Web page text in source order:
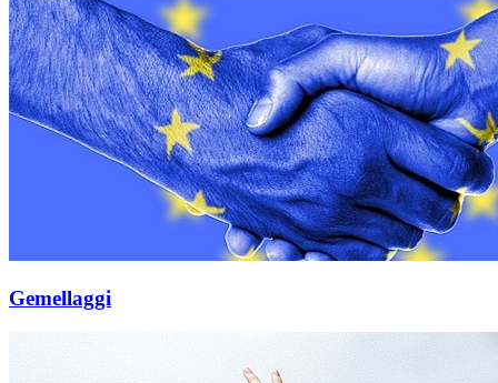
Gemellaggi